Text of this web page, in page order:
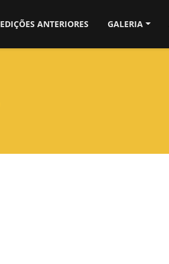
EDIÇÕES ANTERIORES GALERIA